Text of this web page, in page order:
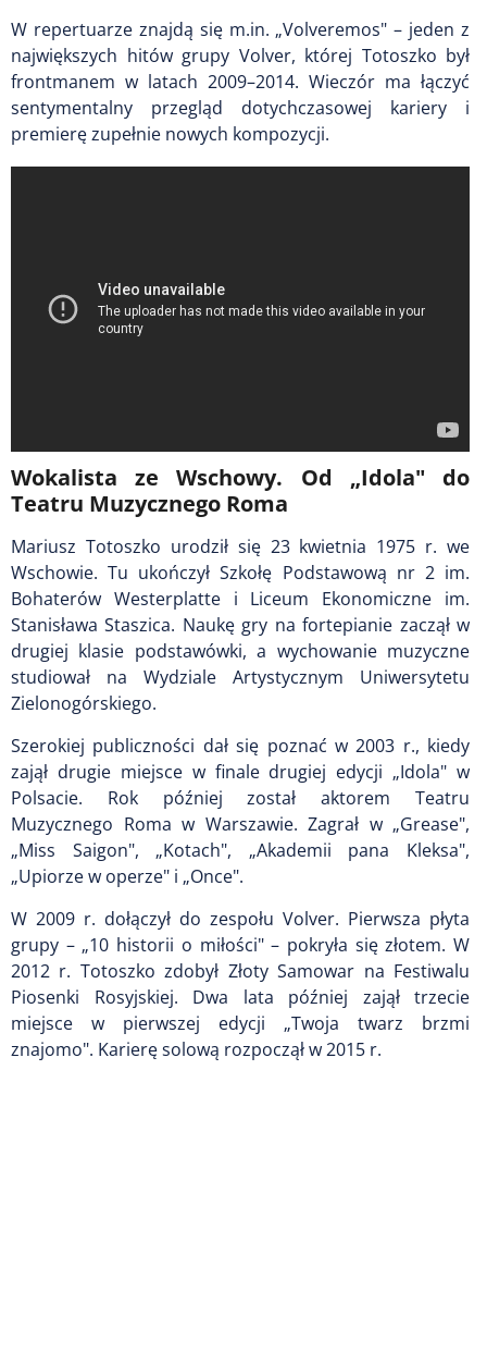
W repertuarze znajdą się m.in. „Volveremos" – jeden z
największych hitów grupy Volver, której Totoszko był
frontmanem w latach 2009–2014. Wieczór ma łączyć
sentymentalny przegląd dotychczasowej kariery i
premierę zupełnie nowych kompozycji.
Wokalista ze Wschowy. Od „Idola" do
Teatru Muzycznego Roma
Mariusz Totoszko urodził się 23 kwietnia 1975 r. we
Wschowie. Tu ukończył Szkołę Podstawową nr 2 im.
Bohaterów Westerplatte i Liceum Ekonomiczne im.
Stanisława Staszica. Naukę gry na fortepianie zaczął w
drugiej klasie podstawówki, a wychowanie muzyczne
studiował na Wydziale Artystycznym Uniwersytetu
Zielonogórskiego.
Szerokiej publiczności dał się poznać w 2003 r., kiedy
zajął drugie miejsce w finale drugiej edycji „Idola" w
Polsacie. Rok później został aktorem Teatru
Muzycznego Roma w Warszawie. Zagrał w „Grease",
„Miss Saigon", „Kotach", „Akademii pana Kleksa",
„Upiorze w operze" i „Once".
W 2009 r. dołączył do zespołu Volver. Pierwsza płyta
grupy – „10 historii o miłości" – pokryła się złotem. W
2012 r. Totoszko zdobył Złoty Samowar na Festiwalu
Piosenki Rosyjskiej. Dwa lata później zajął trzecie
miejsce w pierwszej edycji „Twoja twarz brzmi
znajomo". Karierę solową rozpoczął w 2015 r.